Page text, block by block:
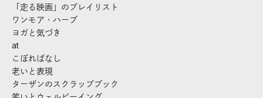
「走る映画」のプレイリスト
ワンモア・ハーブ
ヨガと気づき
at
こぼればなし
老いと表現
ターザンのスクラップブック